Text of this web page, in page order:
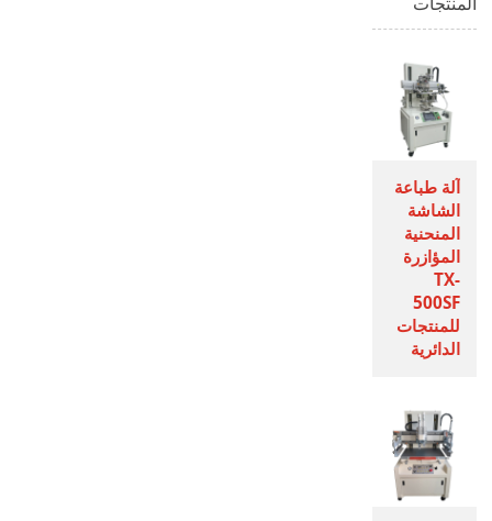
آلة طباعة
الشاشة
المنحنية
المؤازرة
TX-
500SF
للمنتجات
الدائرية